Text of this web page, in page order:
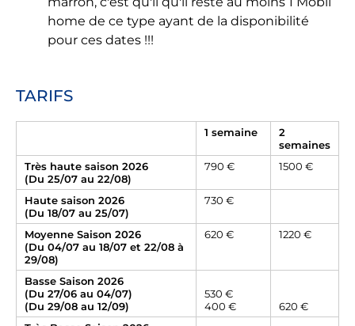
home de ce type ayant de la disponibilité
pour ces dates !!!
TARIFS
1 semaine
2
semaines
Très haute saison 2026
(Du 25/07 au 22/08)
790 € 1500 €
Haute saison 2026
(Du 18/07 au 25/07)
730 €
Moyenne Saison 2026
(Du 04/07 au 18/07 et 22/08 à
29/08)
620 € 1220 €
Basse Saison 2026
(Du 27/06 au 04/07)
(Du 29/08 au 12/09)
530 €
400 €
620 €